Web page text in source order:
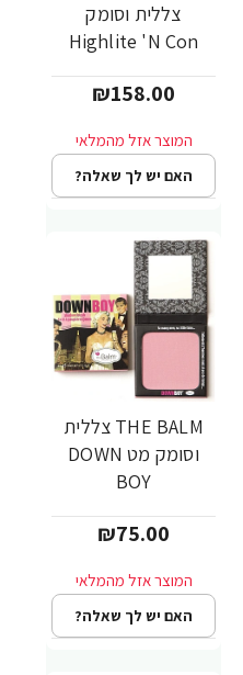
צללית וסומק
Highlite 'N Con
₪158.00
האם יש לך שאלה?
THE BALM צללית
וסומק מט DOWN
BOY
₪75.00
האם יש לך שאלה?